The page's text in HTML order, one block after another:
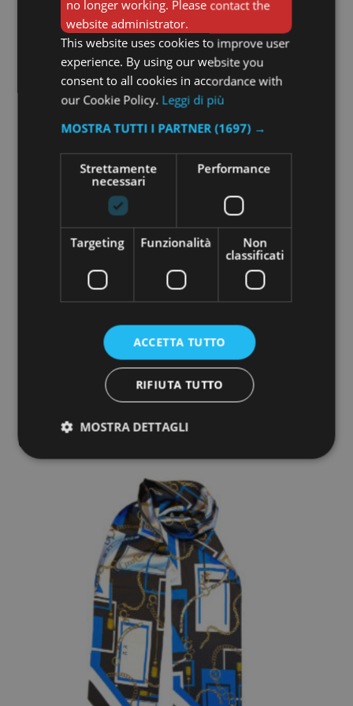
Bandeau Cinghie Arancio
Aggiungi al carrello
no longer working. Please contact the
website administrator.
This website uses cookies to improve user
experience. By using our website you
consent to all cookies in accordance with
our Cookie Policy. Leggi di più
MOSTRA TUTTI I PARTNER (1697) →
Strettamente
necessari
Performance
Targeting Funzionalità
Non
classificati
ACCETTA TUTTO
RIFIUTA TUTTO
MOSTRA DETTAGLI